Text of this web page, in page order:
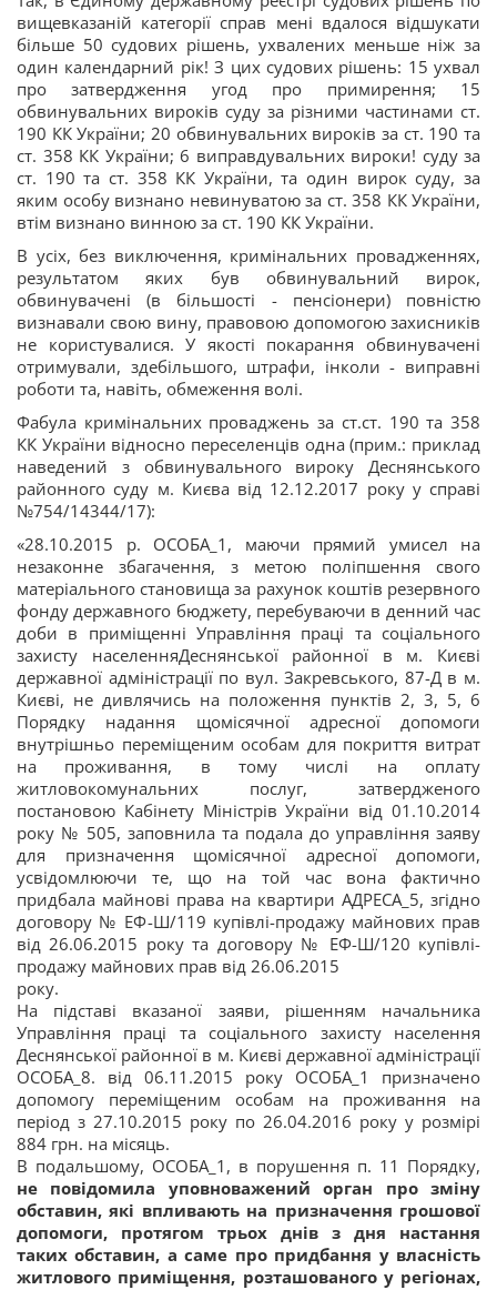
вищевказаній категорії справ мені вдалося відшукати
більше 50 судових рішень, ухвалених меньше ніж за
один календарний рік! З цих судових рішень: 15 ухвал
про затвердження угод про примирення; 15
обвинувальних вироків суду за різними частинами ст.
190 КК України; 20 обвинувальних вироків за ст. 190 та
ст. 358 КК України; 6 виправдувальних вироки! суду за
ст. 190 та ст. 358 КК України, та один вирок суду, за
яким особу визнано невинуватою за ст. 358 КК України,
втім визнано винною за ст. 190 КК України.
В усіх, без виключення, кримінальних провадженнях,
результатом яких був обвинувальний вирок,
обвинувачені (в більшості - пенсіонери) повністю
визнавали свою вину, правовою допомогою захисників
не користувалися. У якості покарання обвинувачені
отримували, здебільшого, штрафи, інколи - виправні
роботи та, навіть, обмеження волі.
Фабула кримінальних проваджень за ст.ст. 190 та 358
КК України відносно переселенців одна (прим.: приклад
наведений з обвинувального вироку Деснянського
районного суду м. Києва від 12.12.2017 року у справі
№754/14344/17):
«28.10.2015 р. ОСОБА_1, маючи прямий умисел на
незаконне збагачення, з метою поліпшення свого
матеріального становища за рахунок коштів резервного
фонду державного бюджету, перебуваючи в денний час
доби в приміщенні Управління праці та соціального
захисту населенняДеснянської районної в м. Києві
державної адміністрації по вул. Закревського, 87-Д в м.
Києві, не дивлячись на положення пунктів 2, 3, 5, 6
Порядку надання щомісячної адресної допомоги
внутрішньо переміщеним особам для покриття витрат
на проживання, в тому числі на оплату
житловокомунальних послуг, затвердженого
постановою Кабінету Міністрів України від 01.10.2014
року № 505, заповнила та подала до управління заяву
для призначення щомісячної адресної допомоги,
усвідомлюючи те, що на той час вона фактично
придбала майнові права на квартири АДРЕСА_5, згідно
договору № ЕФ-Ш/119 купівлі-продажу майнових прав
від 26.06.2015 року та договору № ЕФ-Ш/120 купівлі-
продажу майнових прав від 26.06.2015
року.
На підставі вказаної заяви, рішенням начальника
Управління праці та соціального захисту населення
Деснянської районної в м. Києві державної адміністрації
ОСОБА_8. від 06.11.2015 року ОСОБА_1 призначено
допомогу переміщеним особам на проживання на
період з 27.10.2015 року по 26.04.2016 року у розмірі
884 грн. на місяць.
В подальшому, ОСОБА_1, в порушення п. 11 Порядку,
не повідомила уповноважений орган прозміну
обставин, які впливають на призначення грошової
допомоги, протягом трьох днів з дня настання
таких обставин, а саме про придбання у власність
житлового приміщення, розташованого у регіонах,